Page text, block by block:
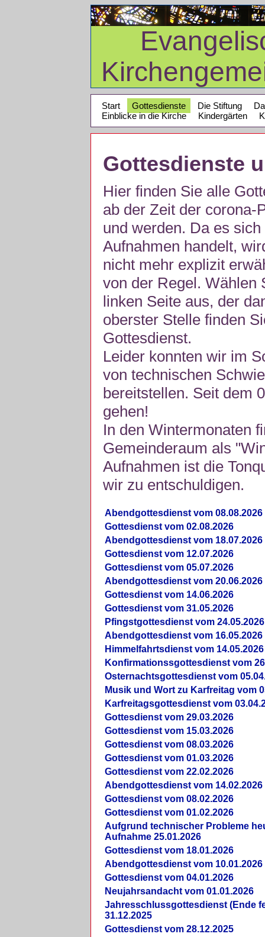
Start Gottesdienste Die Stiftung
Einblicke in die Kirche
Kindergärten
Gottesdienste
Hier finden Sie alle
ab der Zeit der corona-
und werden. Da es
Aufnahmen handelt,
nicht mehr explizit
von der Regel. Wählen
linken Seite aus, der
oberster Stelle finden
Gottesdienst.
Leider konnten wir im
von technischen
bereitstellen. Seit dem
gehen!
In den Wintermonaten
Gemeinderaum als
Aufnahmen ist die
wir zu entschuldigen.
Abendgottesdienst vom 08.08.2026
Gottesdienst vom 02.08.2026
Abendgottesdienst vom 18.07.2026
Gottesdienst vom 12.07.2026
Gottesdienst vom 05.07.2026
Abendgottesdienst vom 20.06.2026
Gottesdienst vom 14.06.2026
Gottesdienst vom 31.05.2026
Pfingstgottesdienst vom 24.05.2026
Abendgottesdienst vom 16.05.2026
Himmelfahrtsdienst vom 14.05.2026
Konfirmationssgottesdienst vom
Osternachtsgottesdienst vom
Musik und Wort zu Karfreitag vom
Karfreitagsgottesdienst vom
Gottesdienst vom 29.03.2026
Gottesdienst vom 15.03.2026
Gottesdienst vom 08.03.2026
Gottesdienst vom 01.03.2026
Gottesdienst vom 22.02.2026
Abendgottesdienst vom 14.02.2026
Gottesdienst vom 08.02.2026
Gottesdienst vom 01.02.2026
Aufgrund technischer Probleme
Aufnahme 25.01.2026
Gottesdienst vom 18.01.2026
Abendgottesdienst vom 10.01.2026
Gottesdienst vom 04.01.2026
Neujahrsandacht vom 01.01.2026
Jahresschlussgottesdienst (Ende
31.12.2025
Gottesdienst vom 28.12.2025